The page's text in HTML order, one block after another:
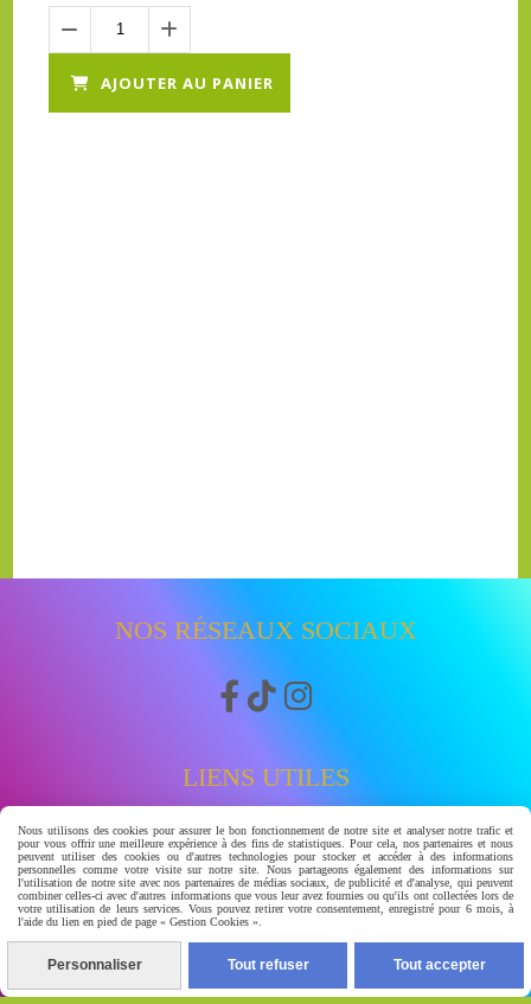
AJOUTER AU PANIER
NOS RÉSEAUX SOCIAUX
  
LIENS UTILES
Accueil
Boutique
Avis clients
watssap 06.63.86.83.30
À PROPOS
Nous utilisons des cookies pour assurer le bon fonctionnement de notre site et analyser notre trafic et
pour vous offrir une meilleure expérience à des fins de statistiques. Pour cela, nos partenaires et nous
peuvent utiliser des cookies ou d'autres technologies pour stocker et accéder à des informations
personnelles comme votre visite sur notre site. Nous partageons également des informations sur
l'utilisation de notre site avec nos partenaires de médias sociaux, de publicité et d'analyse, qui peuvent
combiner celles-ci avec d'autres informations que vous leur avez fournies ou qu'ils ont collectées lors de
votre utilisation de leurs services. Vous pouvez retirer votre consentement, enregistré pour 6 mois, à
l'aide du lien en pied de page « Gestion Cookies ».
Personnaliser Tout refuser Tout accepter